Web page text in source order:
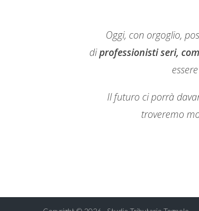
Oggi, con orgoglio,
diprofessionisti seri,
Il futuro ci porrà
troveremo